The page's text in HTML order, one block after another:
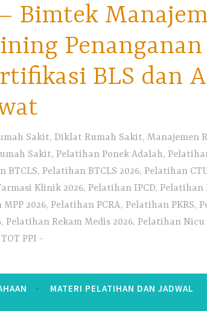
Bimtek
Penanganan
BLS dan
Sakit, Diklat Rumah Sakit, Manajemen
Sakit, Pelatihan Ponek Adalah,
Pelatihan BTCLS 2026, Pelatihan
Klinik 2026, Pelatihan IPCD, Pelatihan
2026, Pelatihan PCRA, Pelatihan PKRS,
Pelatihan Rekam Medis 2026, Pelatihan
PPI
MATERI PELATIHAN DAN JADWAL